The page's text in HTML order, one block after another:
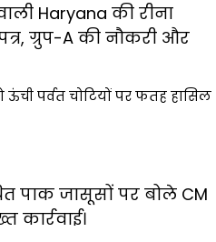
Haryana की रीना
ग्रुप-A की नौकरी और
पर्वत चोटियों पर फतह हासिल
पाक जासूसों पर बोले CM
कार्रवाई।